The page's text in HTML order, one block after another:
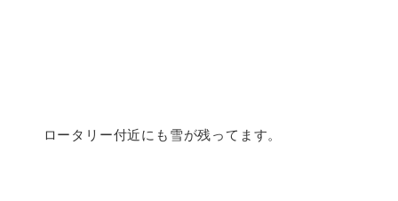
ロータリー付近にも雪が残ってます。